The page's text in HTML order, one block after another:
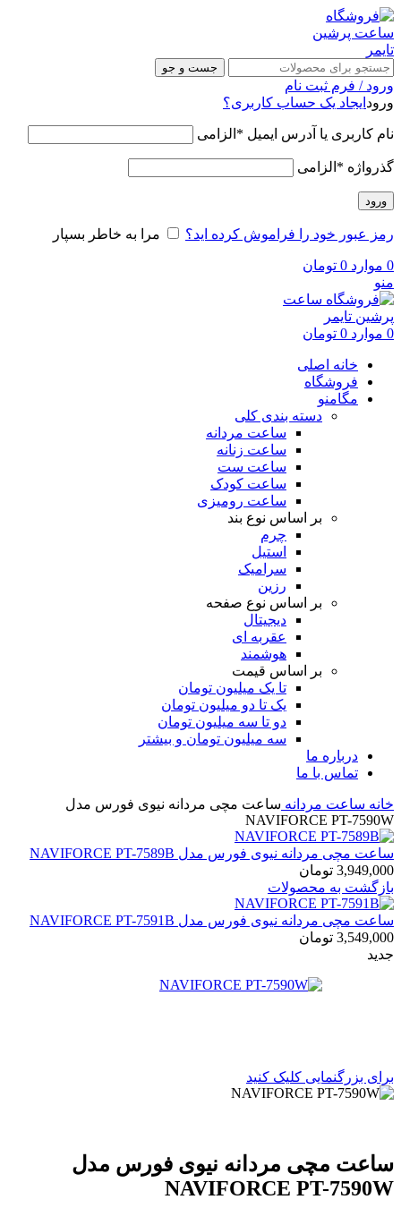
جست و جو
ورود / فرم ثبت نام
ورود ایجاد یک حساب کاربری؟
نام کاربری یا آدرس ایمیل * الزامی
گذرواژه * الزامی
ورود
رمز عبور خود را فراموش کرده اید؟ مرا به خاطر بسپار
0 موارد 0 تومان
منو
0 موارد 0 تومان
خانه اصلی
فروشگاه
مگامنو
دسته بندی کلی
ساعت مردانه
ساعت زنانه
ساعت ست
ساعت کودک
ساعت رومیزی
بر اساس نوع بند
چرم
استیل
سرامیک
رزین
بر اساس نوع صفحه
دیجیتال
عقربه ای
هوشمند
بر اساس قیمت
تا یک میلیون تومان
یک تا دو میلیون تومان
دو تا سه میلیون تومان
سه میلیون تومان و بیشتر
درباره ما
تماس با ما
خانه ساعت مردانه ساعت مچی مردانه نیوی فورس مدل
NAVIFORCE PT-7590W
ساعت مچی مردانه نیوی فورس مدل NAVIFORCE PT-7589B
3,949,000 تومان
بازگشت به محصولات
ساعت مچی مردانه نیوی فورس مدل NAVIFORCE PT-7591B
3,549,000 تومان
جدید
برای بزرگنمایی کلیک کنید
ساعت مچی مردانه نیوی فورس مدل
NAVIFORCE PT-7590W